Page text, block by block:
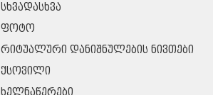
ᲡᲮᲕᲐᲓᲐᲡᲮᲕᲐ
ᲤᲝᲢᲝ
ᲠᲘᲢᲣᲐᲚᲣᲠᲘ ᲓᲐᲜᲘᲨᲜᲣᲚᲔᲑᲘᲡ ᲜᲘᲕᲗᲔᲑᲘ
ᲥᲡᲝᲕᲘᲚᲘ
ᲮᲔᲚᲜᲐᲬᲔᲠᲔᲑᲘ